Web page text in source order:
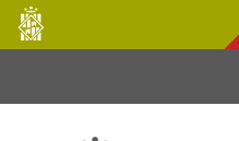
Salta al contingut principal
Consell
de
Mallorca